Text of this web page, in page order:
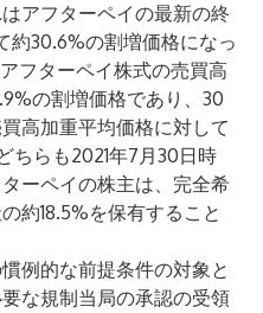
アフターペイの最新の終
約30.6%の割増価格になっ
フターペイ株式の売買高
の割増価格であり、30
高加重平均価格に対して
ちらも2021年7月30日時
ーペイの株主は、完全希
約18.5%を保有すること
例的な前提条件の対象と
な規制当局の承認の受領